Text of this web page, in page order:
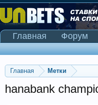
Главная Метки
hanabank
Главная Форум
Сканер Pinnacle